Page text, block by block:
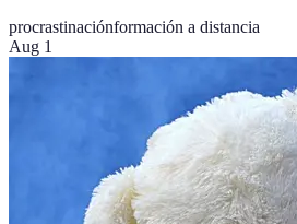
procrastinaciónformación a distancia
Aug 1